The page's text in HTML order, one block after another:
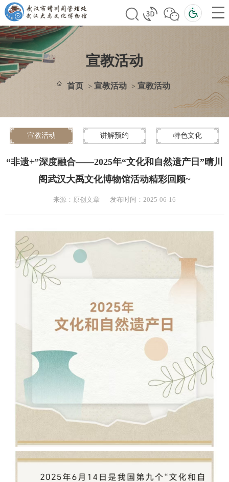
宣教活动
首页 > 宣教活动 > 宣教活动
宣教活动 讲解预约 特色文化
“非遗+”深度融合——2025年“文化和自然遗产日”晴川
阁武汉大禹文化博物馆活动精彩回顾~
来源：原创文章 发布时间：2025-06-16